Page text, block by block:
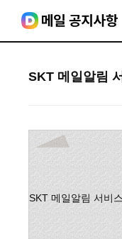
SKT 메일알림
SKT 메일알림 서비